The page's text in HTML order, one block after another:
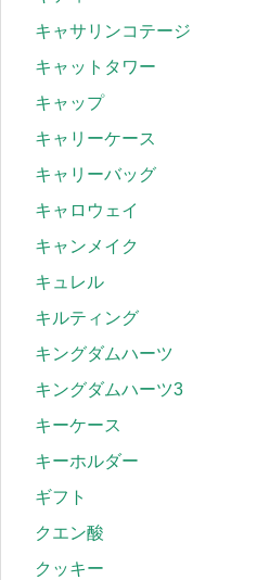
キャサリンコテージ
キャットタワー
キャップ
キャリーケース
キャリーバッグ
キャロウェイ
キャンメイク
キュレル
キルティング
キングダムハーツ
キングダムハーツ3
キーケース
キーホルダー
ギフト
クエン酸
クッキー